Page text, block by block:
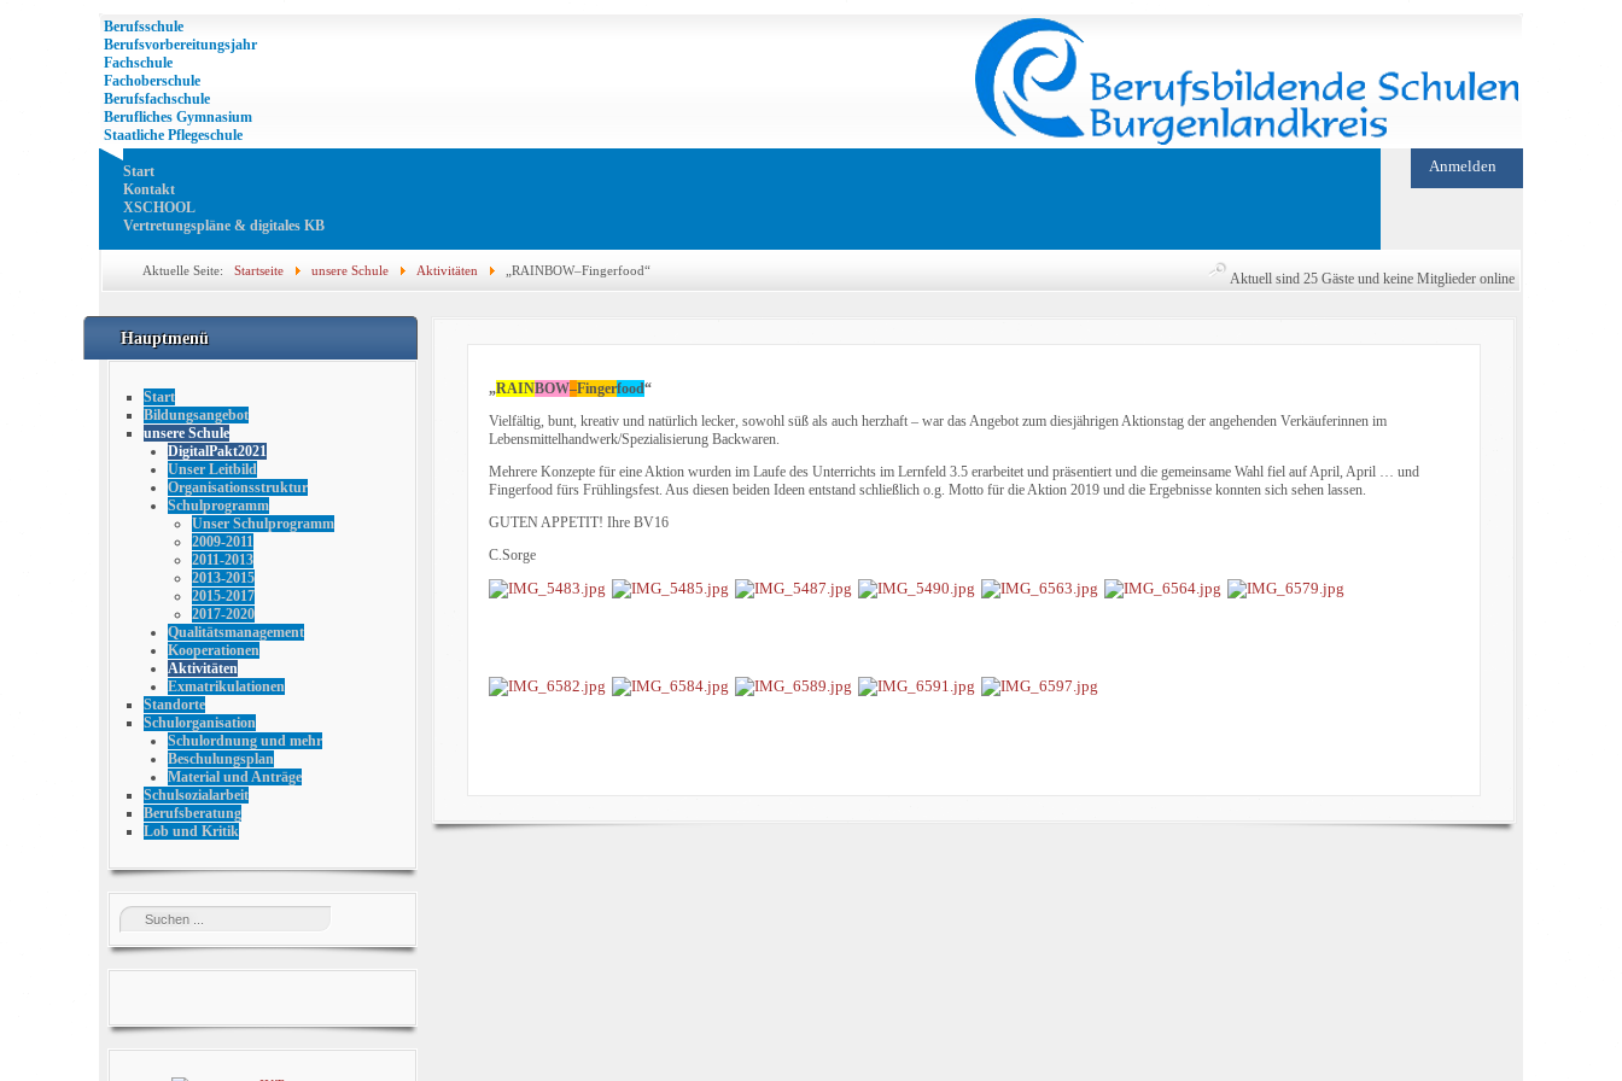
Berufsschule
Berufsvorbereitungsjahr
Fachschule
Fachoberschule
Berufsfachschule
Berufliches Gymnasium
Staatliche Pflegeschule
Start
Kontakt
XSCHOOL
Vertretungspläne & digitales KB
Anmelden
Aktuelle Seite:Startseite unsere Schule Aktivitäten „RAINBOW–Fingerfood“ Aktuell sind 25 Gäste und keine Mitglieder online
Hauptmenü
Start
Bildungsangebot
unsere Schule
DigitalPakt2021
Unser Leitbild
Organisationsstruktur
Schulprogramm
Unser Schulprogramm
2009-2011
2011-2013
2013-2015
2015-2017
2017-2020
Qualitätsmanagement
Kooperationen
Aktivitäten
Exmatrikulationen
Standorte
Schulorganisation
Schulordnung und mehr
Beschulungsplan
Material und Anträge
Schulsozialarbeit
Berufsberatung
Lob und Kritik
„RAINBOW–Fingerfood“
Vielfältig, bunt, kreativ und natürlich lecker, sowohl süß als auch herzhaft – war das Angebot zum diesjährigen Aktionstag der angehenden Verkäuferinnen im
Lebensmittelhandwerk/Spezialisierung Backwaren.
Mehrere Konzepte für eine Aktion wurden im Laufe des Unterrichts im Lernfeld 3.5 erarbeitet und präsentiert und die gemeinsame Wahl fiel auf April, April … und
Fingerfood fürs Frühlingsfest. Aus diesen beiden Ideen entstand schließlich o.g. Motto für die Aktion 2019 und die Ergebnisse konnten sich sehen lassen.
GUTEN APPETIT! Ihre BV16
C.Sorge